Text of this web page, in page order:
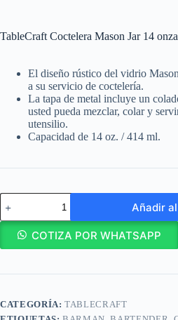
TableCraft Coctelera Mason Jar 14
El diseño rústico del vidrio
a su servicio de coctelería.
La tapa de metal incluye un
usted pueda mezclar, colar y
utensilio.
Capacidad de 14 oz. / 414 ml.
TableCraft
Coctelera
Mason
14
Añadir
COTIZA POR WHATSAPP
CATEGORÍA:TABLECRAFT